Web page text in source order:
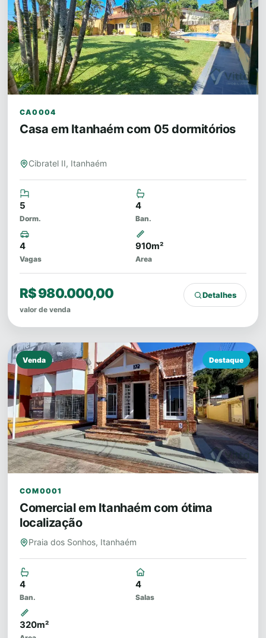
CA0004
Casa em Itanhaém com 05 dormitórios
Cibratel II, Itanhaém
5
Dorm.
4
Ban.
4
Vagas
910m²
Area
R$ 980.000,00
valor de venda
Detalhes
Venda Destaque
COM0001
Comercial em Itanhaém com ótima
localização
Praia dos Sonhos, Itanhaém
4
Ban.
4
Salas
320m²